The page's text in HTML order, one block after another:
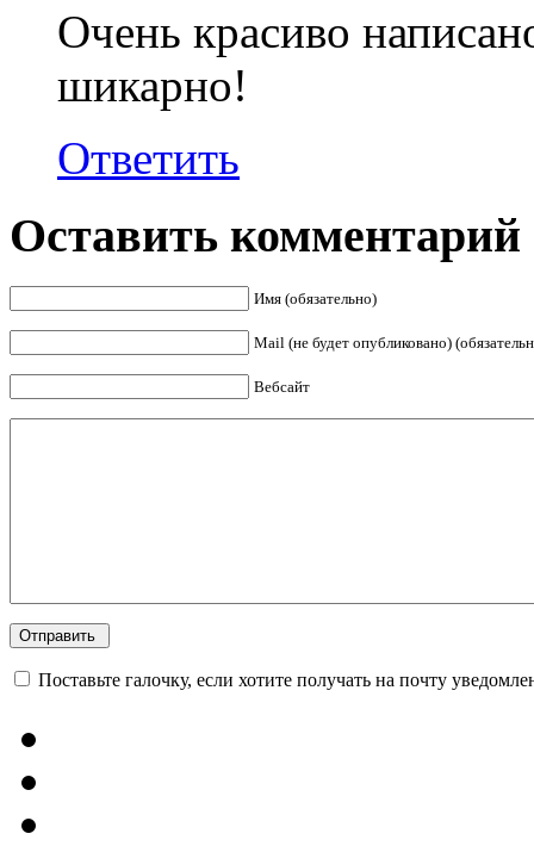
Очень красиво
шикарно!
Ответить
Оставить комментарий
Имя (обязательно)
Mail (не будет опубликовано)
Вебсайт
Поставьте галочку, если хотите получать на почту